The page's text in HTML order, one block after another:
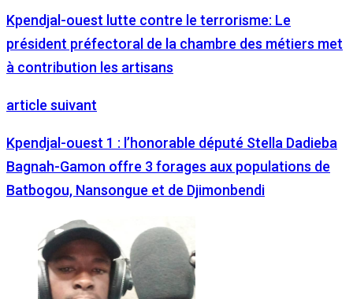
Kpendjal-ouest lutte contre le terrorisme: Le
président préfectoral de la chambre des métiers met
à contribution les artisans
article suivant
Kpendjal-ouest 1 : l’honorable député Stella Dadieba
Bagnah-Gamon offre 3 forages aux populations de
Batbogou, Nansongue et de Djimonbendi